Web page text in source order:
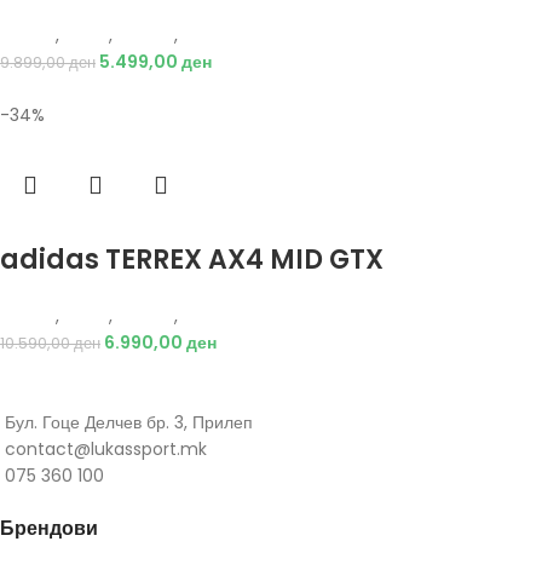
, , ,
9.899,00ден 5.499,00 ден
-34%
adidas TERREX AX4 MID GTX
, , ,
10.590,00ден 6.990,00 ден
Бул. Гоце Делчев бр. 3, Прилеп
contact@lukassport.mk
075 360 100
Брендови